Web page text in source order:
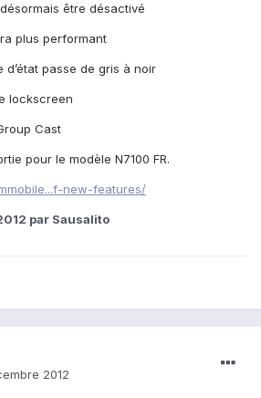
être désactivé
plus performant
passe de gris à noir
lockscreen
Cast
pour le modèle N7100 FR.
new-features/
par Sausalito
2012